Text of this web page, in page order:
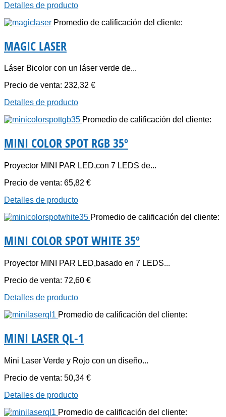
Detalles de producto
Promedio de calificación del cliente:
MAGIC LASER
Láser Bicolor con un láser verde de...
Precio de venta: 232,32 €
Detalles de producto
Promedio de calificación del cliente:
MINI COLOR SPOT RGB 35º
Proyector MINI PAR LED,con 7 LEDS de...
Precio de venta: 65,82 €
Detalles de producto
Promedio de calificación del cliente:
MINI COLOR SPOT WHITE 35º
Proyector MINI PAR LED,basado en 7 LEDS...
Precio de venta: 72,60 €
Detalles de producto
Promedio de calificación del cliente:
MINI LASER QL-1
Mini Laser Verde y Rojo con un diseño...
Precio de venta: 50,34 €
Detalles de producto
Promedio de calificación del cliente: